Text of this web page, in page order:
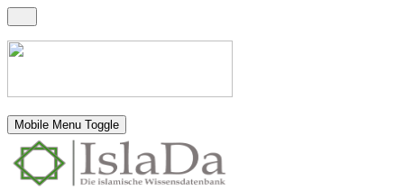
Mobile Menu Toggle